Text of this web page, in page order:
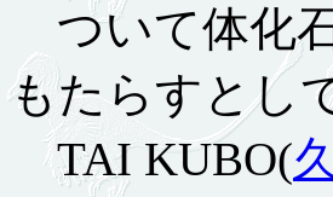
ついて体化
もたらすとし
TAI KUBO(